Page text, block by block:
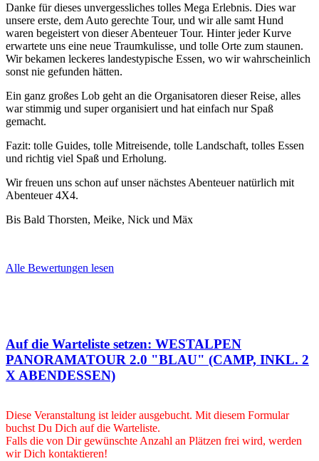
Danke für dieses unvergessliches tolles Mega Erlebnis. Dies war
unsere erste, dem Auto gerechte Tour, und wir alle samt Hund
waren begeistert von dieser Abenteuer Tour. Hinter jeder Kurve
erwartete uns eine neue Traumkulisse, und tolle Orte zum staunen.
Wir bekamen leckeres landestypische Essen, wo wir wahrscheinlich
sonst nie gefunden hätten.
Ein ganz großes Lob geht an die Organisatoren dieser Reise, alles
war stimmig und super organisiert und hat einfach nur Spaß
gemacht.
Fazit: tolle Guides, tolle Mitreisende, tolle Landschaft, tolles Essen
und richtig viel Spaß und Erholung.
Wir freuen uns schon auf unser nächstes Abenteuer natürlich mit
Abenteuer 4X4.
Bis Bald Thorsten, Meike, Nick und Mäx
Alle Bewertungen lesen
Auf die Warteliste setzen: WESTALPEN
PANORAMATOUR 2.0 "BLAU" (CAMP, INKL. 2
X ABENDESSEN)
Diese Veranstaltung ist leider ausgebucht. Mit diesem Formular
buchst Du Dich auf die Warteliste.
Falls die von Dir gewünschte Anzahl an Plätzen frei wird, werden
wir Dich kontaktieren!